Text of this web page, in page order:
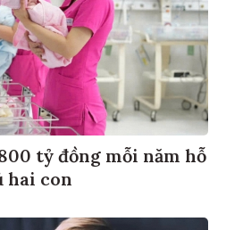
tỷ đồng mỗi năm hỗ
hai con